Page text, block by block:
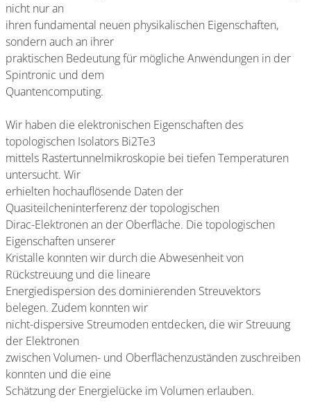
nicht nur an
ihren fundamental neuen physikalischen Eigenschaften,
sondern auch an ihrer
praktischen Bedeutung für mögliche Anwendungen in der
Spintronic und dem
Quantencomputing.
Wir haben die elektronischen Eigenschaften des
topologischen Isolators Bi2Te3
mittels Rastertunnelmikroskopie bei tiefen Temperaturen
untersucht. Wir
erhielten hochauflösende Daten der
Quasiteilcheninterferenz der topologischen
Dirac-Elektronen an der Oberfläche. Die topologischen
Eigenschaften unserer
Kristalle konnten wir durch die Abwesenheit von
Rückstreuung und die lineare
Energiedispersion des dominierenden Streuvektors
belegen. Zudem konnten wir
nicht-dispersive Streumoden entdecken, die wir Streuung
der Elektronen
zwischen Volumen- und Oberflächenzuständen zuschreiben
konnten und die eine
Schätzung der Energielücke im Volumen erlauben.